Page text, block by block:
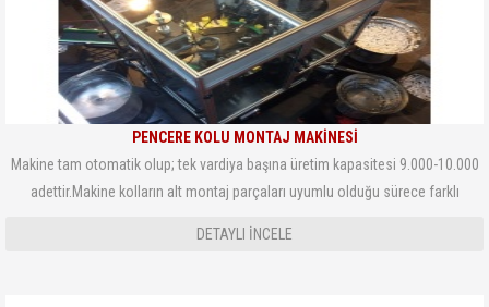
PENCERE KOLU MONTAJ MAKİNESİ
Makine tam otomatik olup; tek vardiya başına üretim kapasitesi 9.000-10.000
adettir.Makine kolların alt montaj parçaları uyumlu olduğu sürece farklı
DETAYLI INCELE